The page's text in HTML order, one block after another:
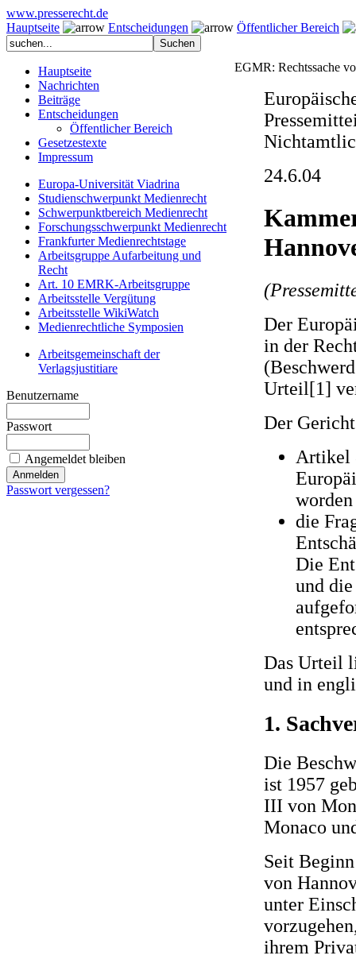
www.presserecht.de
Hauptseite
Entscheidungen Öffentlicher Bereich
Hauptseite
Nachrichten
Beiträge
Entscheidungen
Öffentlicher Bereich
Gesetzestexte
Impressum
Europa-Universität Viadrina
Studienschwerpunkt Medienrecht
Schwerpunktbereich Medienrecht
Forschungsschwerpunkt Medienrecht
Frankfurter Medienrechtstage
Arbeitsgruppe Aufarbeitung und
Recht
Art. 10 EMRK-Arbeitsgruppe
Arbeitsstelle Vergütung
Arbeitsstelle WikiWatch
Medienrechtliche Symposien
Arbeitsgemeinschaft der
Verlagsjustitiare
Benutzername
Passwort
Angemeldet bleiben
Passwort vergessen?
EGMR: Rechtssache
24.6.04
Der
in der
Urteil[1]
Der
Artikel
die
Die
und
Das Urteil
und in
1.
Die
ist 1957
III von
Monaco
Seit
von
unter
ihrem